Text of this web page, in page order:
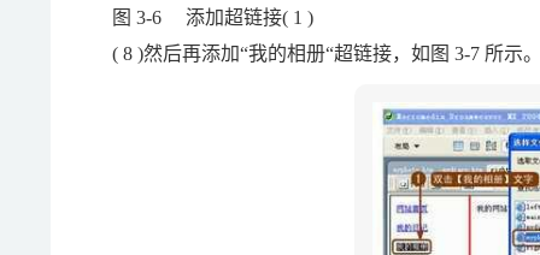
图 3-6 添加超链接( 1 )
( 8 )然后再添加“我的相册“超链接，如图 3-7 所示